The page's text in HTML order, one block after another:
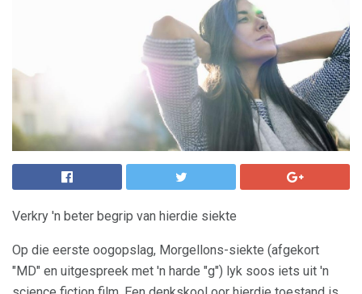
Verkry 'n beter begrip van hierdie siekte
Op die eerste oogopslag, Morgellons-siekte (afgekort
"MD" en uitgespreek met 'n harde "g") lyk soos iets uit 'n